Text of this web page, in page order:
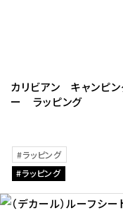
カリビアン キャンピン
ー ラッピング
ラッピング
ラッピング